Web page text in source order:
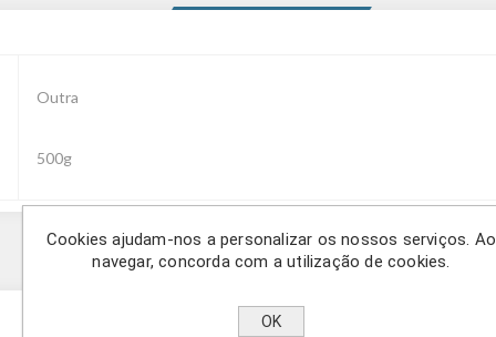
Outra
500g
Description
Cookies ajudam-nos a personalizar os nossos serviços. Ao
navegar, concorda com a utilização de cookies.
OK